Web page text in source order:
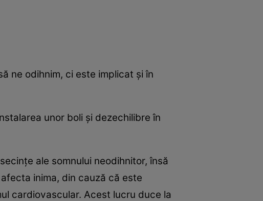
ne odihnim, ci este implicat şi în
unor boli şi dezechilibre în
ale somnului neodihnitor, însă
inima, din cauză că este
cardiovascular. Acest lucru duce la